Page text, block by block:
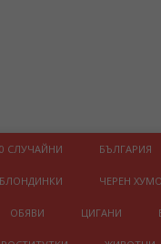
СЛУЧАЙНИ БЪЛГАРИЯ
БЛОНДИНКИ ЧЕРЕН
ОБЯВИ ЦИГАНИ